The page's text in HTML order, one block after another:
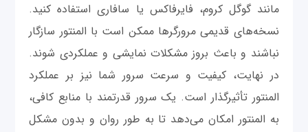
مانند گوگل کروم، فایرفاکس یا سافاری استفاده کنید.
نسخه‌های قدیمی مرورگرها ممکن است با المنتور سازگار
نباشند و باعث بروز مشکلات نمایشی و عملکردی شوند.
در نهایت، کیفیت و سرعت سرور شما نیز بر عملکرد
المنتور تأثیرگذار است. یک سرور قدرتمند با منابع کافی،
به المنتور امکان می‌دهد تا به طور روان و بدون مشکل